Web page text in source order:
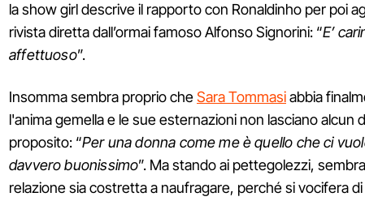
la show girl descrive il rapporto con Ronaldinho per poi
rivista diretta dall’ormai famoso Alfonso Signorini: “E’
affettuoso”.
Insomma sembra proprio cheSara Tommasiabbia
l'anima gemella e le sue esternazioni non lasciano alcun
proposito: “Per una donna come me è quello che ci
davvero buonissimo”. Ma stando ai pettegolezzi,
relazione sia costretta a naufragare, perché si vocifera